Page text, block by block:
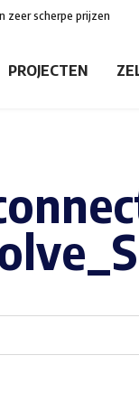
zeer scherpe prijzen
PROJECTEN